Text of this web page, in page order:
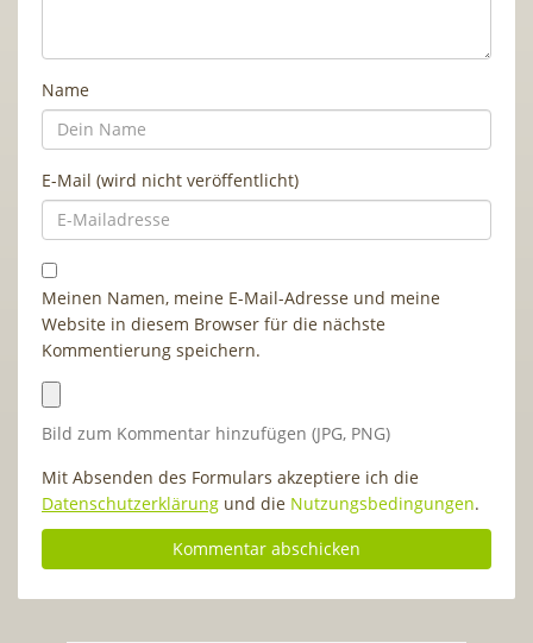
Name
E-Mail (wird nicht veröffentlicht)
Meinen Namen, meine E-Mail-Adresse und meine
Website in diesem Browser für die nächste
Kommentierung speichern.
Bild zum Kommentar hinzufügen (JPG, PNG)
Mit Absenden des Formulars akzeptiere ich die
Datenschutzerklärung und die Nutzungsbedingungen.